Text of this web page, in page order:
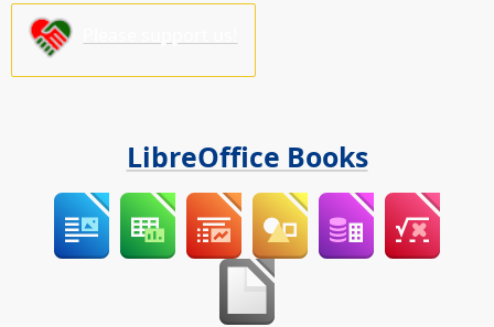
LibreOffice Books